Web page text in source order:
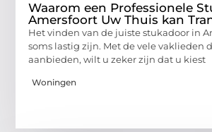
Waarom een Professionele
Amersfoort Uw Thuis kan
Het vinden van de juiste stukadoor in
soms lastig zijn. Met de vele vaklieden
aanbieden, wilt u zeker zijn dat u kiest
Woningen